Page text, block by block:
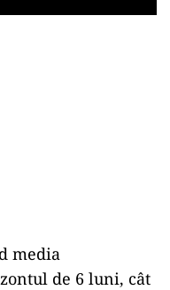
media
de 6 luni, cât